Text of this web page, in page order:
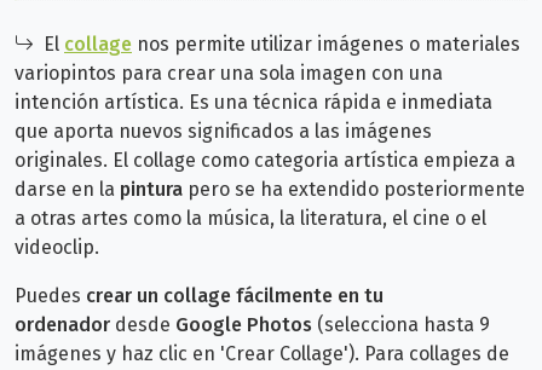
El collage nos permite utilizar imágenes o materiales
variopintos para crear una sola imagen con una
intención artística. Es una técnica rápida e inmediata
que aporta nuevos significados a las imágenes
originales. El collage como categoria artística empieza a
darse en la pintura pero se ha extendido posteriormente
a otras artes como la música, la literatura, el cine o el
videoclip.
Puedes crear un collage fácilmente en tu
ordenador desde Google Photos (selecciona hasta 9
imágenes y haz clic en 'Crear Collage'). Para collages de